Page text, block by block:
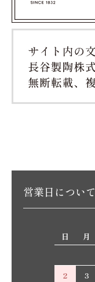
営業日について
日
月
2
3